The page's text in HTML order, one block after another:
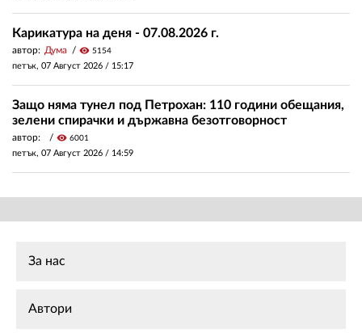
Карикатура на деня - 07.08.2026 г.
автор: Дума visibility 5154
петък, 07 Август 2026 / 15:17
Защо няма тунел под Петрохан: 110 години обещания,
зелени спирачки и държавна безотговорност
автор: visibility 6001
петък, 07 Август 2026 / 14:59
За нас
Автори